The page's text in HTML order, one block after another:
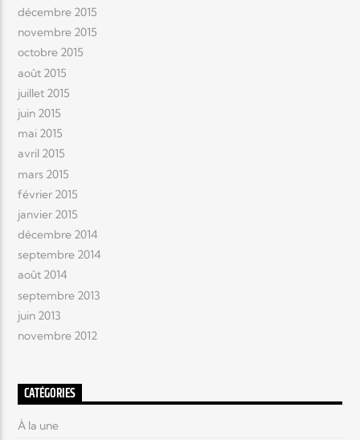
décembre 2015
novembre 2015
octobre 2015
août 2015
juillet 2015
juin 2015
mai 2015
avril 2015
mars 2015
février 2015
janvier 2015
décembre 2014
septembre 2014
août 2014
septembre 2013
juin 2013
novembre 2012
CATÉGORIES
À la une